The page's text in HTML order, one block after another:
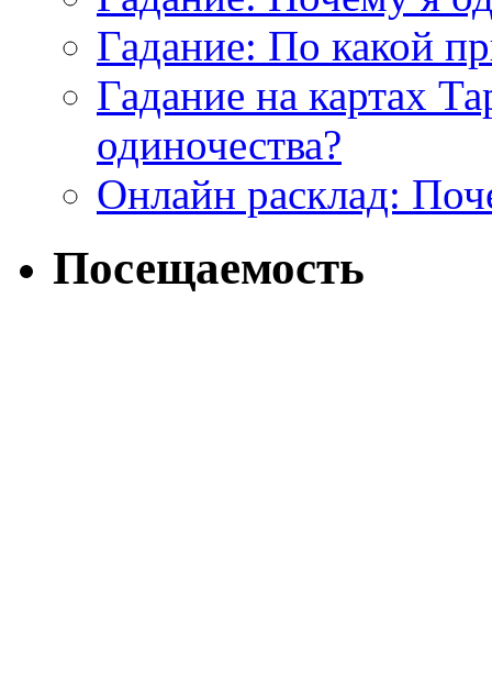
Гадание: По какой
Гадание на картах
одиночества?
Онлайн расклад:
Посещаемость